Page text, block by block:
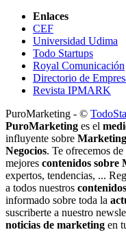
Enlaces
CEF
Universidad Udima
Todo Startups
Royal Comunicación
Directorio de
Revista IPMARK
PuroMarketing - ©
PuroMarketing es el
influyente sobre Marketing
Negocios. Te ofrecemos
mejores contenidos sobre
expertos, tendencias, ...
a todos nuestros
informado sobre toda la
suscriberte a nuestro
noticias de marketing en